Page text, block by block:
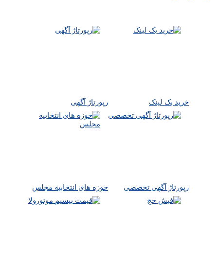
خرید بک لینک رپورتاژ آگهی
رپورتاژ آگهی تخصصی حوزه های انتخابیه مجلس